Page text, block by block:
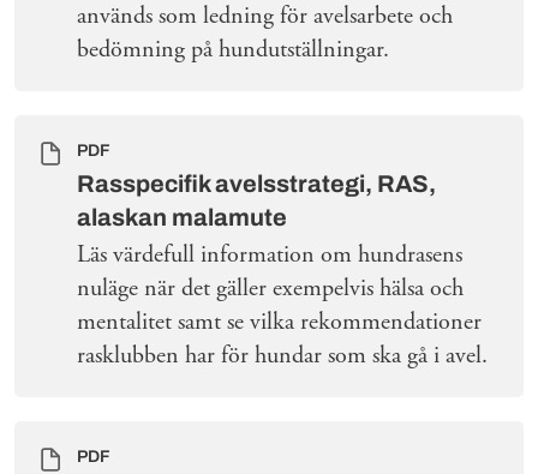
används som ledning för avelsarbete och
bedömning på hundutställningar.
PDF
Rasspecifik avelsstrategi, RAS,
alaskan malamute
Läs värdefull information om hundrasens
nuläge när det gäller exempelvis hälsa och
mentalitet samt se vilka rekommendationer
rasklubben har för hundar som ska gå i avel.
PDF